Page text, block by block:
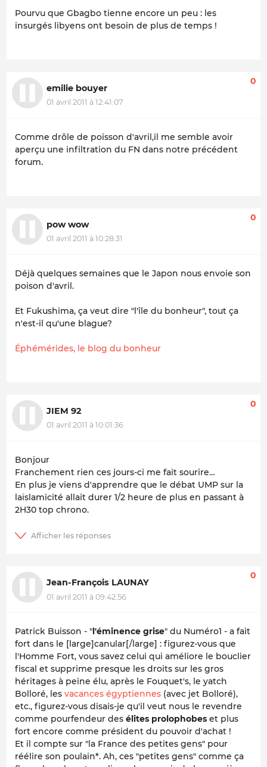
Pourvu que Gbagbo tienne encore un peu : les
insurgés libyens ont besoin de plus de temps !
emilie bouyer
01 avril 2011 à 12:41:07
0
Comme drôle de poisson d'avril,il me semble avoir
aperçu une infiltration du FN dans notre précédent
forum.
pow wow
01 avril 2011 à 10:28:31
0
Déjà quelques semaines que le Japon nous envoie son
poison d'avril.
Et Fukushima, ça veut dire "l'île du bonheur", tout ça
n'est-il qu'une blague?
Éphémérides, le blog du bonheur
JIEM 92
01 avril 2011 à 10:01:36
0
Bonjour
Franchement rien ces jours-ci me fait sourire…
En plus je viens d'apprendre que le débat UMP sur la
laïslamicité allait durer 1/2 heure de plus en passant à
2H30 top chrono.
Jean-François LAUNAY
01 avril 2011 à 09:42:56
0
Patrick Buisson - "l'éminence grise" du Numéro1 - a fait
fort dans le [large]canular[/large] : figurez-vous que
l'Homme Fort, vous savez celui qui améliore le bouclier
fiscal et supprime presque les droits sur les gros
héritages à peine élu, après le Fouquet's, le yatch
Bolloré, les vacances égyptiennes (avec jet Bolloré),
etc., figurez-vous disais-je qu'il veut nous le revendre
comme pourfendeur des élites prolophobes et plus
fort encore comme président du pouvoir d'achat !
Et il compte sur "la France des petites gens" pour
réélire son poulain*. Ah, ces "petites gens" comme ça